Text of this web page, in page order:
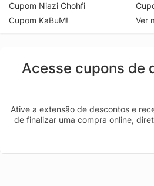
Cupom Niazi Chohfi
Cupom KaBuM!
Ver
Acesse cupons de
Ative a extensão de descontos e
de finalizar uma compra online,